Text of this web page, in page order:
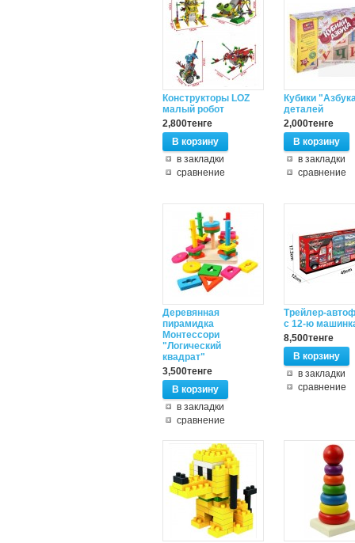
Конструкторы LOZ
малый робот
2,800тенге
В корзину
в закладки
сравнение
Кубики
деталей
2,000тенге
В корзину
в закладки
сравнение
Деревянная
пирамидка
Монтессори
"Логический
квадрат"
3,500тенге
В корзину
в закладки
сравнение
Трейлер-
с 12-ю
8,500тенге
В корзину
в закладки
сравнение